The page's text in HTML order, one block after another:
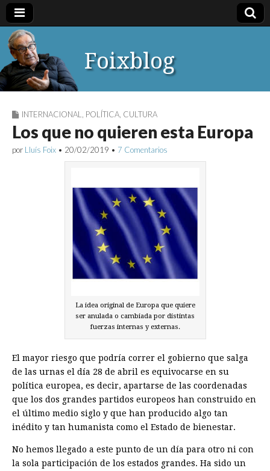
Foixblog
INTERNACIONAL POLÍTICA CULTURA
Los que no quieren esta Europa
por Lluís Foix • 20/02/2019 • 7 Comentarios
La idea original de Europa que quiere
ser anulada o cambiada por distintas
fuerzas internas y externas.
El mayor riesgo que podría correr el gobierno que salga
de las urnas el día 28 de abril es equivocarse en su
política europea, es decir, apartarse de las coordenadas
que los dos grandes partidos europeos han construido en
el último medio siglo y que han producido algo tan
inédito y tan humanista como el Estado de bienestar.
No hemos llegado a este punto de un día para otro ni con
la sola participación de los estados grandes. Ha sido un